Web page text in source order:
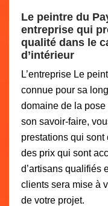
Le peintre du
entreprise qui
qualité dans le
d’intérieur
L’entreprise Le
connue pour sa
domaine de la pose
son savoir-faire,
prestations qui sont
des prix qui sont
d’artisans qualifiés
clients sera mise à
de votre projet.